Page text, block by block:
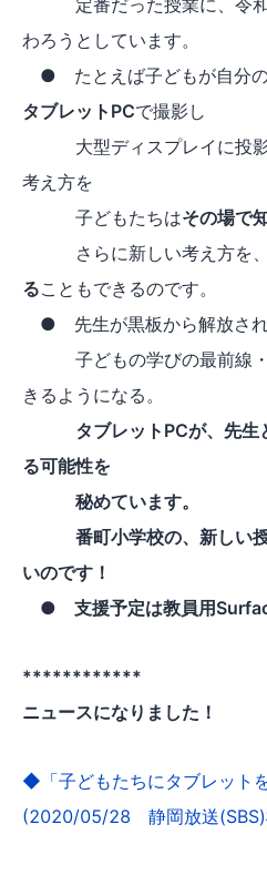
わろうとしています。
● たとえば子どもが自分の
タブレットPCで撮影し
大型ディスプレイに投影
考え方を
子どもたちはその場で
さらに新しい考え方を、
ることもできるのです。
● 先生が黒板から解放され
子どもの学びの最前線・
きるようになる。
タブレットPCが、先生
る可能性を
秘めています。
番町小学校の、新しい授
いのです！
● 支援予定は教員用
************
ニュースになりました！
◆「子どもたちにタブレット
(2020/05/28 静岡放送